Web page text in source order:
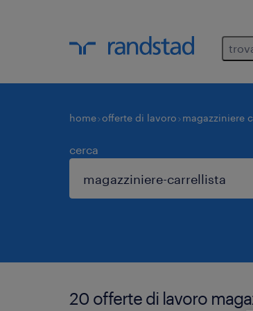
home offerte di lavoro magazziniere
cerca
20 offerte di lavoro